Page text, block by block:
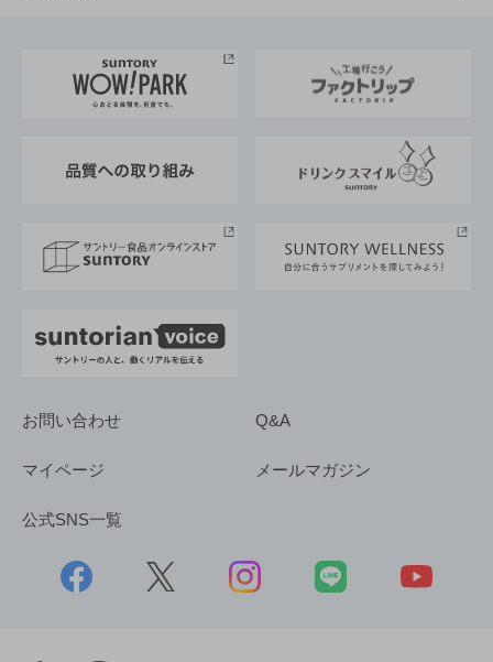
地域情報
サントリーサンバーズ大阪
サントリーが考えるサステナビリティ経営
企業概要
採用情報
お問い合わせ Q&A
マイページ メールマガジン
公式SNS一覧